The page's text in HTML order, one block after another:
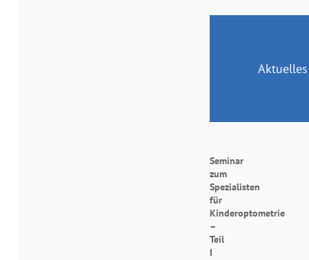
Aktuelles
Seminar
zum
Spezialisten
für
Kinderoptometrie
–
Teil
I